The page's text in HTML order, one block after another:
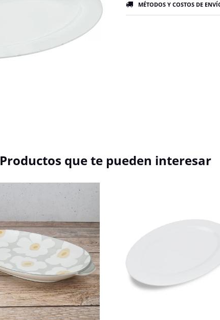
MÉTODOS Y COSTOS DE
Productos que te pueden interesar